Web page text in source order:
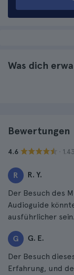
Was dich
Bewertungen
4.6 ·
R R. Y.
Der Besuch des
Audioguide
ausführlicher sein.
G G. E.
Der Besuch
Erfahrung, und